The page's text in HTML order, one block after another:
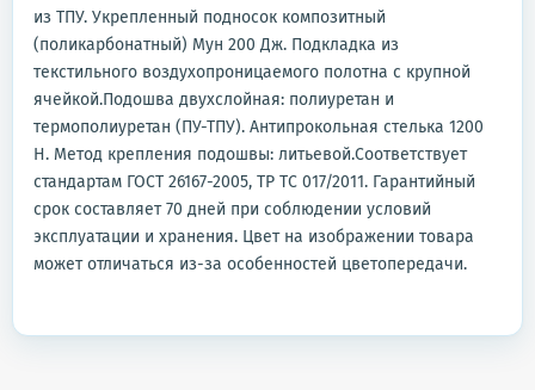
из ТПУ. Укрепленный подносок композитный
(поликарбонатный) Мун 200 Дж. Подкладка из
текстильного воздухопроницаемого полотна с крупной
ячейкой.Подошва двухслойная: полиуретан и
термополиуретан (ПУ-ТПУ). Антипрокольная стелька 1200
Н. Метод крепления подошвы: литьевой.Соответствует
стандартам ГОСТ 26167-2005, ТР ТС 017/2011. Гарантийный
срок составляет 70 дней при соблюдении условий
эксплуатации и хранения. Цвет на изображении товара
может отличаться из-за особенностей цветопередачи.